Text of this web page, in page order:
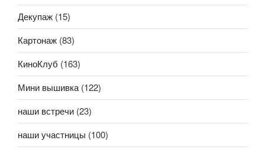
Декупаж (15)
Картонаж (83)
КиноКлуб (163)
Мини вышивка(122)
наши встречи (23)
наши участницы (100)